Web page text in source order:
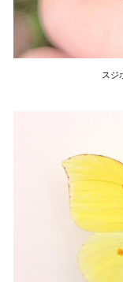
スジ